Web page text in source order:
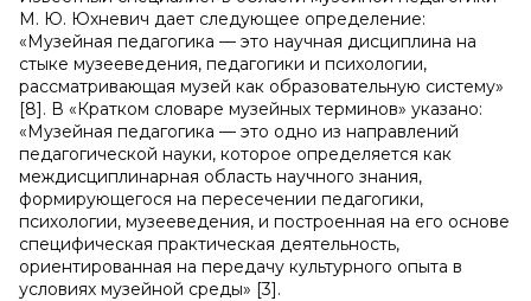
М. Ю. Юхневич дает следующее определение:
«Музейная педагогика — это научная дисциплина на
стыке музееведения, педагогики и психологии,
рассматривающая музей как образовательную систему»
[8]. В «Кратком словаре музейных терминов» указано:
«Музейная педагогика — это одно из направлений
педагогической науки, которое определяется как
междисциплинарная область научного знания,
формирующегося на пересечении педагогики,
психологии, музееведения, и построенная на его основе
специфическая практическая деятельность,
ориентированная на передачу культурного опыта в
условиях музейной среды» [3].